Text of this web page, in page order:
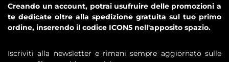
Creando un account, potrai usufruire delle promozioni a
te dedicate oltre alla spedizione gratuita sul tuo primo
ordine, inserendo il codice ICON5 nell'apposito spazio.
Iscriviti alla newsletter e rimani sempre aggiornato sulle